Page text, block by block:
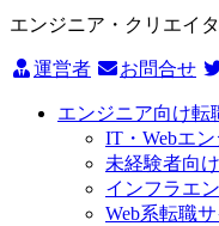
エンジニア・クリエイ
運営者 お問合せ
エンジニア向け転
IT・Webエ
未経験者向
インフラエ
Web系転職